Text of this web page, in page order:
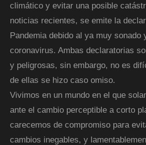
climático y evitar una posible
noticias recientes, se emite la
Pandemia debido al ya muy sonado
coronavirus. Ambas declaratorias
y peligrosas, sin embargo, no es
de ellas se hizo caso omiso.
Vivimos en un mundo en el que
ante el cambio perceptible a corto
carecemos de compromiso para
cambios inegables, y